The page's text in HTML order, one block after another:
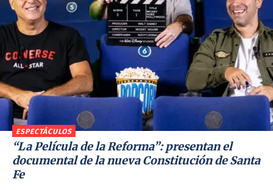
ESPECTÁCULOS
“La Película de la Reforma”: presentan el
documental de la nueva Constitución de Santa
Fe